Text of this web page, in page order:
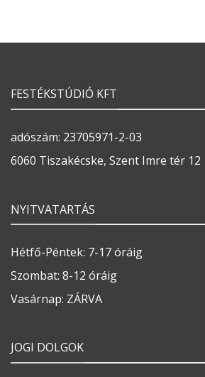
FESTÉKSTÚDIÓ KFT
adószám: 23705971-2-03
6060 Tiszakécske, Szent Imre tér 12
NYITVATARTÁS
Hétfő-Péntek: 7-17 óráig
Szombat: 8-12 óráig
Vasárnap: ZÁRVA
JOGI DOLGOK